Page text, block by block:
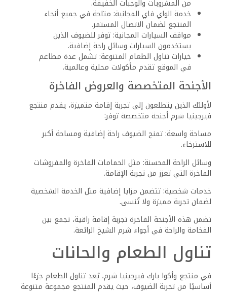
المطاعم والمأكولات في الموقع
المطعم الرئيسي: يُعتبر المطعم الرئيسي مركزًا للطعام في
المنتجع، حيث يقدم وجبات إفطار، غداء، وعشاء بنظام البوفيه.
تشمل القائمة مجموعة متنوعة من الأطباق المحلية والعالمية،
مما يسمح للضيوف بتجربة أشهى المأكولات في جو غير رسمي
ومريح. الإفطار هنا يشمل معجنات طازجة، فواكه، وأطباق بيض
تُعد حسب الطلب.
المطاعم الانتقائية: لأولئك الذين يفضلون تناول الطعام بطريقة
أكثر تخصصًا، يضم المنتجع مجموعة من المطاعم التي تقدم
أطباقًا عالمية، بما في ذلك المأكولات البحر الأبيض المتوسط
والآسيوية. تتميز هذه المطاعم بجو أنيق وتركيزها على تقديم
أطباق معدة من مكونات طازجة ومختارة بعناية.
الحانات وخيارات المشروبات
بار المسبح: يقع هذا البار بجانب حمام السباحة،
ويعتبر المكان المثالي للاستمتاع بالكوكتيلات
المنعشة والموكتيلات والوجبات الخفيفة في أجواء
مريحة تحت أشعة الشمس.
بار اللوبي: يتميز بار اللوبي بجو هادئ ومريح، حيث
يمكن للضيوف الاستمتاع بمجموعة متنوعة من
المشروبات من القهوة إلى النبيذ والمشروبات
الروحية. يقدم البار أيضًا فعاليات دورية، مثل
أمسيات موسيقية حية، لتوفير تجربة اجتماعية
ممتعة.